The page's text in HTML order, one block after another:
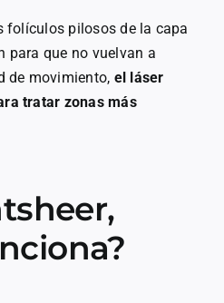
folículos pilosos de la capa
para que no vuelvan a
de movimiento, el láser
tratar zonas más